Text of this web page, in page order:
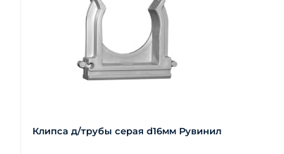
Клипса д/трубы серая d16мм Рувинил